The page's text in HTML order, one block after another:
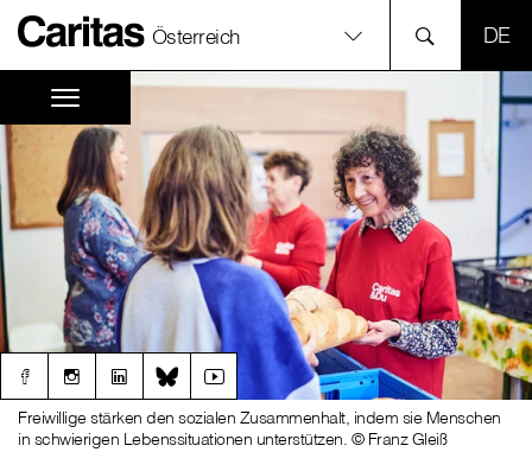
Österreich
Freiwillige stärken den sozialen Zusammenhalt, indem sie Menschen
in schwierigen Lebenssituationen unterstützen. © Franz Gleiß